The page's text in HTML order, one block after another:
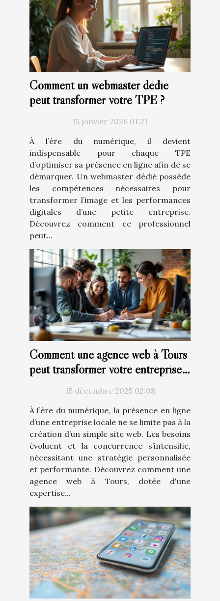
Comment un webmaster dédié
peut transformer votre TPE ?
15 janvier 2026 01:21
À l’ère du numérique, il devient
indispensable pour chaque TPE
d’optimiser sa présence en ligne afin de se
démarquer. Un webmaster dédié possède
les compétences nécessaires pour
transformer l’image et les performances
digitales d’une petite entreprise.
Découvrez comment ce professionnel
peut...
Comment une agence web à Tours
peut transformer votre entreprise
15 décembre 2025 02:08
À l’ère du numérique, la présence en ligne
d’une entreprise locale ne se limite pas à la
création d’un simple site web. Les besoins
évoluent et la concurrence s’intensifie,
nécessitant une stratégie personnalisée
et performante. Découvrez comment une
agence web à Tours, dotée d'une
expertise...